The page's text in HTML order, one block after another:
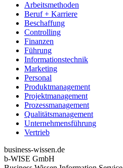
Arbeitsmethoden
Beruf + Karriere
Beschaffung
Controlling
Finanzen
Führung
Informationstechnik
Marketing
Personal
Produktmanagement
Projektmanagement
Prozessmanagement
Qualitätsmanagement
Unternehmensführung
Vertrieb
business-wissen.de
b-WISE GmbH